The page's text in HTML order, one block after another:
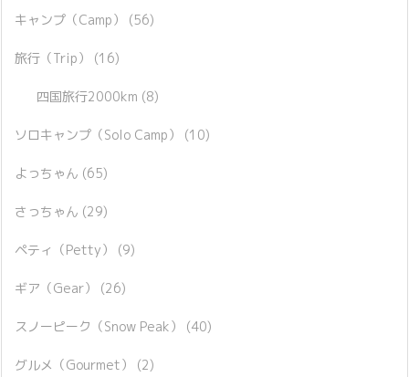
キャンプ（Camp） (56)
旅行（Trip） (16)
四国旅行2000km (8)
ソロキャンプ（Solo Camp） (10)
よっちゃん (65)
さっちゃん (29)
ペティ（Petty） (9)
ギア（Gear） (26)
スノーピーク（Snow Peak） (40)
グルメ（Gourmet） (2)